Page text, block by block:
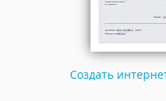
Создать